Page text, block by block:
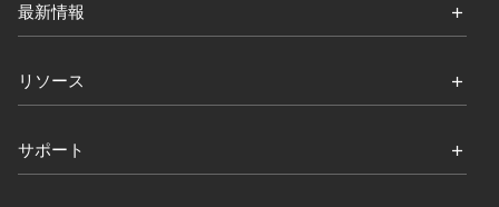
最新情報
リソース
サポート